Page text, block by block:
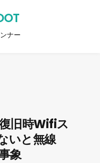
ナー
旧時Wifiス
いと無線
象